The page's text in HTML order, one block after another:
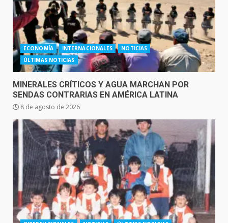
ECONOMÍA INTERNACIONALES
NOTICIAS
ÚLTIMAS NOTICIAS
MINERALES CRÍTICOS Y AGUA MARCHAN POR
SENDAS CONTRARIAS EN AMÉRICA LATINA
8 de agosto de 2026